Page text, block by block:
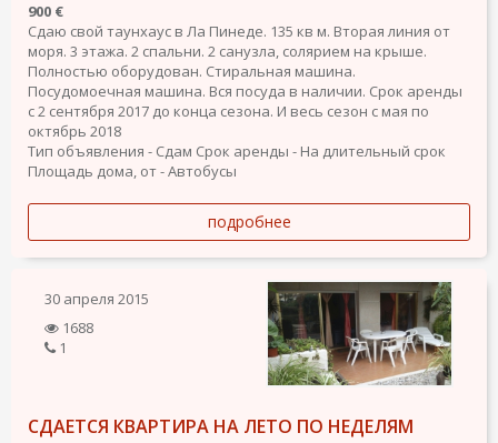
900 €
Сдаю свой таунхаус в Ла Пинеде. 135 кв м. Вторая линия от
моря. 3 этажа. 2 спальни. 2 санузла, солярием на крыше.
Полностью оборудован. Стиральная машина.
Посудомоечная машина. Вся посуда в наличии. Срок аренды
с 2 сентября 2017 до конца сезона. И весь сезон с мая по
октябрь 2018
Тип объявления - Сдам Срок аренды - На длительный срок
Площадь дома, от - Автобусы
подробнее
30 апреля 2015
1688
1
СДАЕТСЯ КВАРТИРА НА ЛЕТО ПО НЕДЕЛЯМ